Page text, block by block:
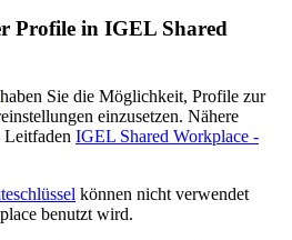
Profile in IGEL Shared
haben Sie die Möglichkeit, Profile zur
einzusetzen. Nähere
IGEL Shared Workplace -
können nicht verwendet
benutzt wird.